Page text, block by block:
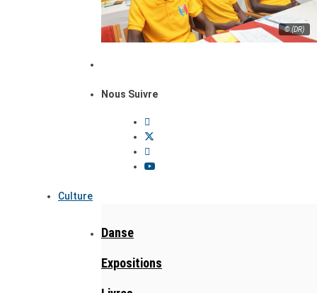
© (DR)
Nous Suivre
Culture
Danse
Expositions